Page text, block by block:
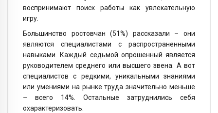
воспринимают поиск работы как увлекательную
игру.
Большинство ростовчан (51%) рассказали – они
являются специалистами с распространенными
навыками. Каждый седьмой опрошенный является
руководителем среднего или высшего звена. А вот
специалистов с редкими, уникальными знаниями
или умениями на рынке труда значительно меньше
– всего 14%. Остальные затруднились себя
охарактеризовать.